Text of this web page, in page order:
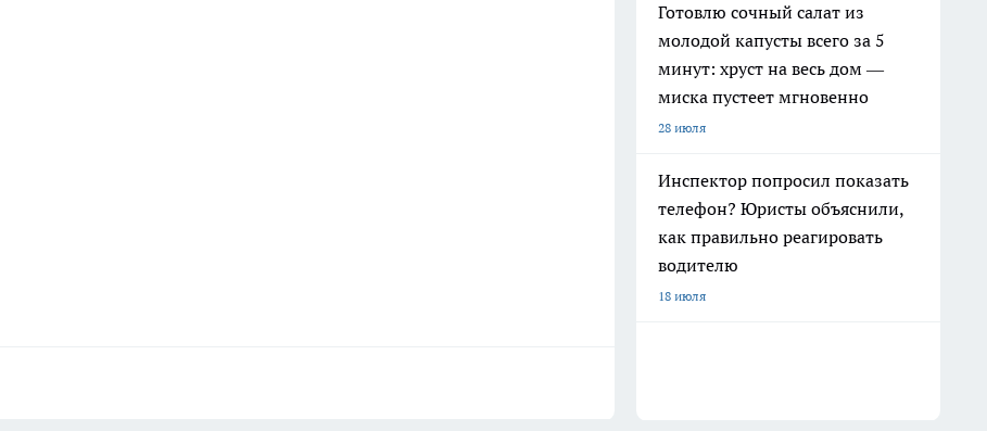
Готовлю сочный салат из
молодой капусты всего за 5
минут: хруст на весь дом —
миска пустеет мгновенно
28 июля
Инспектор попросил показать
телефон? Юристы объяснили,
как правильно реагировать
водителю
18 июля